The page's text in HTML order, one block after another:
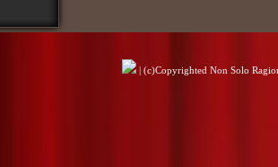
| (c)Copyrighted Non Solo